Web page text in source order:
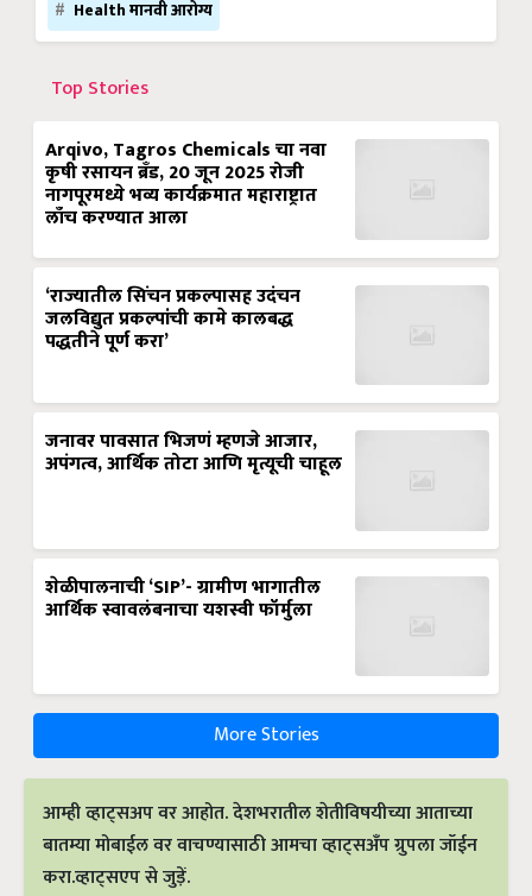
Health मानवी आरोग्य
Top Stories
Arqivo, Tagros Chemicals चा नवा
कृषी रसायन ब्रँड, 20 जून 2025 रोजी
नागपूरमध्ये भव्य कार्यक्रमात महाराष्ट्रात
लाँच करण्यात आला
‘राज्यातील सिंचन प्रकल्पासह उदंचन
जलविद्युत प्रकल्पांची कामे कालबद्ध
पद्धतीने पूर्ण करा’
जनावर पावसात भिजणं म्हणजे आजार,
अपंगत्व, आर्थिक तोटा आणि मृत्यूची चाहूल
शेळीपालनाची ‘SIP’- ग्रामीण भागातील
आर्थिक स्वावलंबनाचा यशस्वी फॉर्मुला
More Stories
आम्ही व्हाट्सअप वर आहोत. देशभरातील शेतीविषयीच्या आताच्या
बातम्या मोबाईल वर वाचण्यासाठी आमचा व्हाट्सअँप ग्रुपला जॉईन
करा.व्हाट्सएप से जुड़ें.